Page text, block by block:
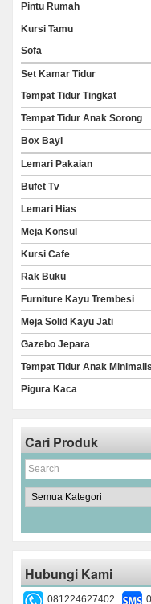
Pintu Rumah
Kursi Tamu
Sofa
Set Kamar Tidur
Tempat Tidur Tingkat
Tempat Tidur Anak Sorong
Box Bayi
Lemari Pakaian
Bufet Tv
Lemari Hias
Meja Konsul
Kursi Cafe
Rak Buku
Furniture Kayu Trembesi
Meja Solid Kayu Jati
Gazebo Jepara
Tempat Tidur Anak Minimalis
Pigura Kaca
Cari Produk
Hubungi Kami
081224627402